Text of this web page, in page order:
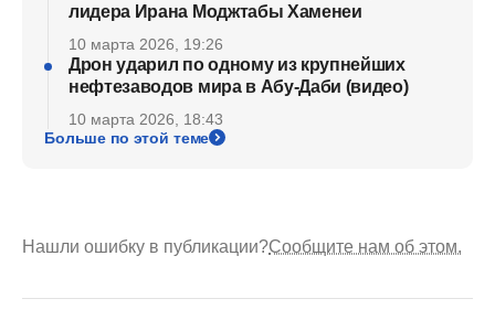
лидера Ирана Моджтабы Хаменеи
10 марта 2026, 19:26
Дрон ударил по одному из крупнейших
нефтезаводов мира в Абу-Даби (видео)
10 марта 2026, 18:43
Больше по этой теме
Нашли ошибку в публикации?Сообщите нам об этом.